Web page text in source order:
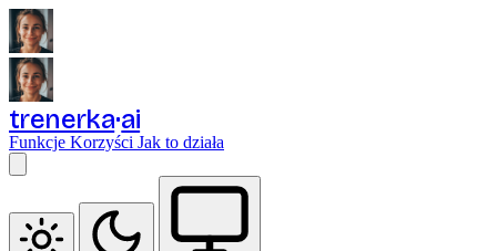
trenerka ai
Funkcje Korzyści Jak to działa